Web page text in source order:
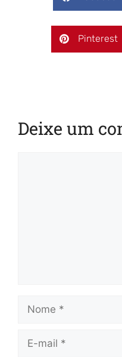
Pinterest
Deixe um